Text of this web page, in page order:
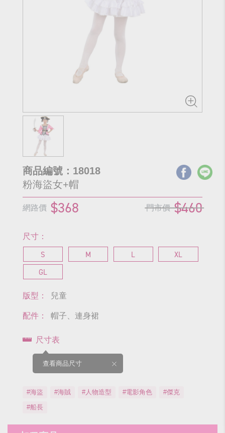
商品編號：18018
粉海盜女+帽
網路價 $368 門市價 $460
尺寸：
S M L
XL
GL
版型： 兒童
配件： 帽子、連身裙
尺寸表
查看商品尺寸
#海盜 #海賊 #人物造型 #電影角色
#傑克
#船長